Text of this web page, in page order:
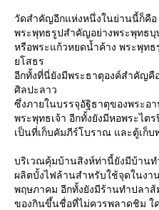
วัดสำคัญอีกแห่งหนึ่งในย่านนี้ก็คื
พระพุทธรูปสำคัญอย่างพระพุทธบุ
หรือพระแก้วหยดน้ำค้าง พระพุท
สธร
อีกทั้งที่นี่ยังมีพระธาตุองค์สำคัญคื
ศิลปะลาว
ซึ่งภายในบรรจุอัฐิธาตุของพระอ
พระพุทธเจ้า อีกทั้งยังมีหอพระไต
เป็นที่เก็บคัมภีร์โบราณ และตู้เก็
บริเวณคุ้มบ้านสิงห์ท่านี้ยังมีบ้านท
ผลิตบั้งไฟล้านสำหรับใช้จุดในง
พฤษภาคม อีกทั้งยังมีร้านทำปลาส้
ของกินขึ้นชื่อที่ไม่ควรพลาดชิม ใ